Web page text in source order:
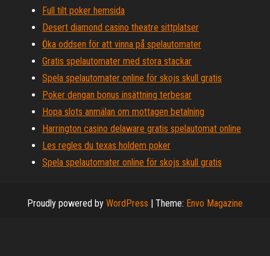
Full tilt poker hemsida
Desert diamond casino theatre sittplatser
Öka oddsen för att vinna på spelautomater
Gratis spelautomater med stora stackar
Spela spelautomater online för skojs skull gratis
Poker dengan bonus insättning terbesar
Hopa slots anmälan om mottagen betalning
Harrington casino delaware gratis spelautomat online
Les regles du texas holdem poker
Spela spelautomater online för skojs skull gratis
Proudly powered by WordPress | Theme: Envo Magazine